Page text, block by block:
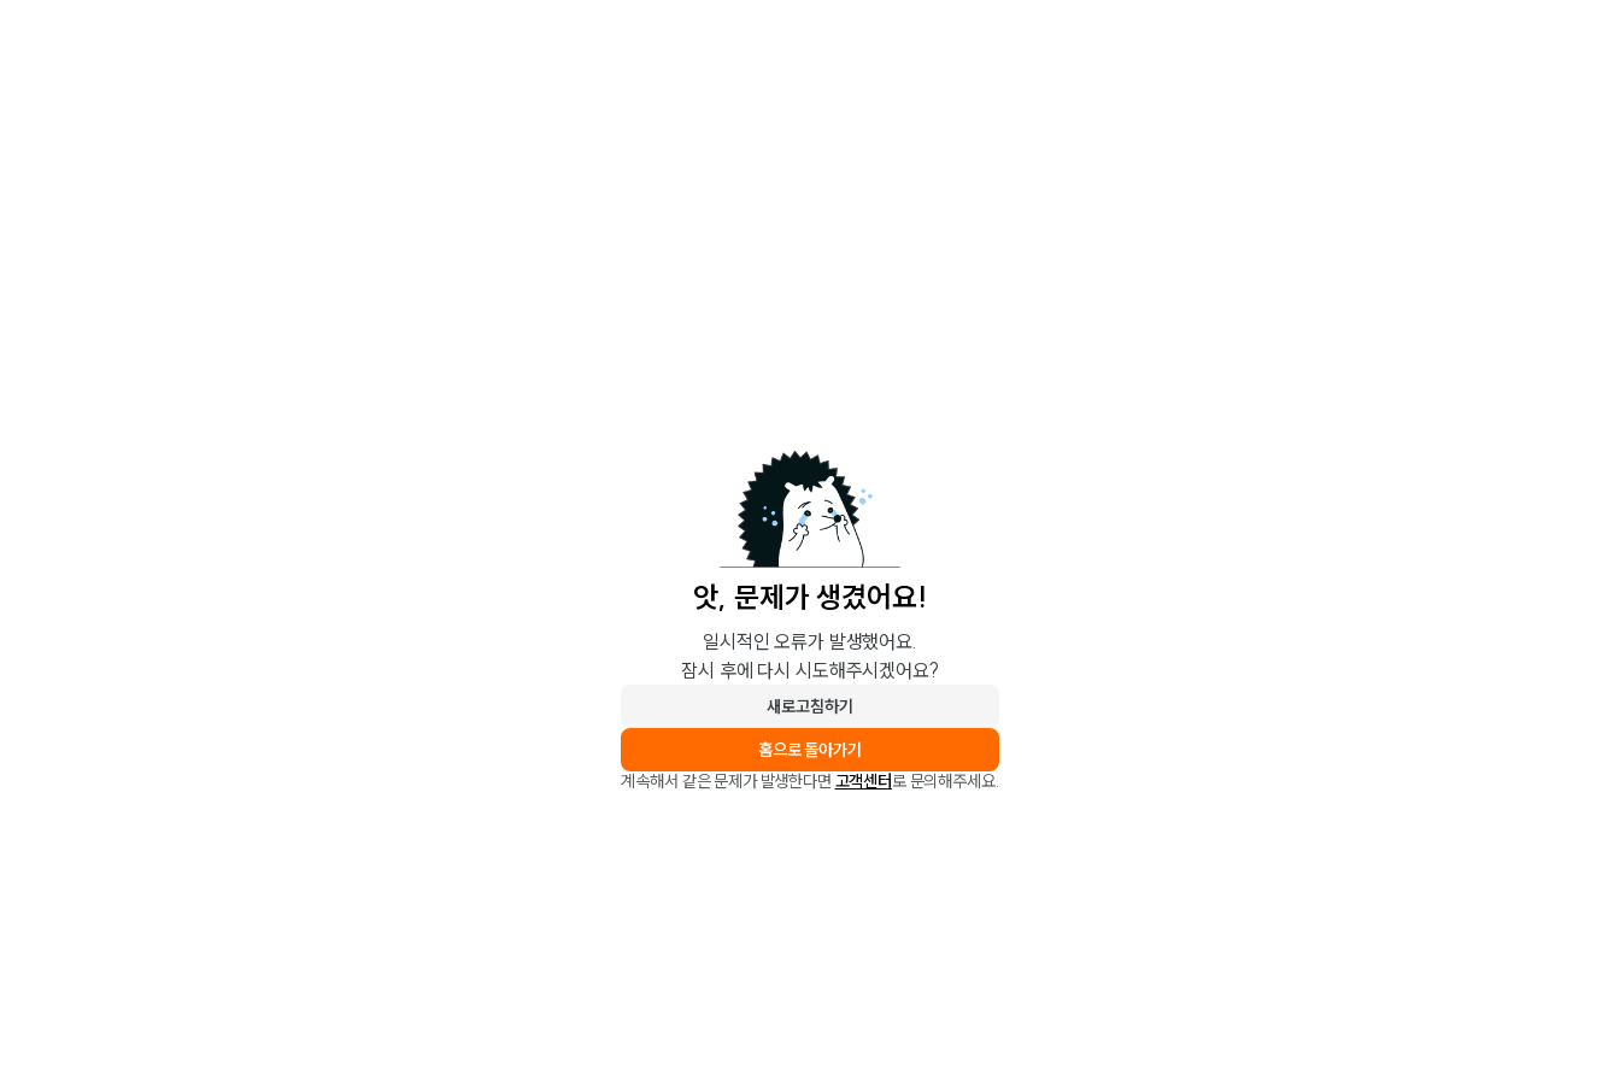
앗, 문제가 생겼어요!
일시적인 오류가 발생했어요.
잠시 후에 다시 시도해주시겠어요?
새로고침하기
홈으로 돌아가기
계속해서 같은 문제가 발생한다면 고객센터로 문의해주세요.